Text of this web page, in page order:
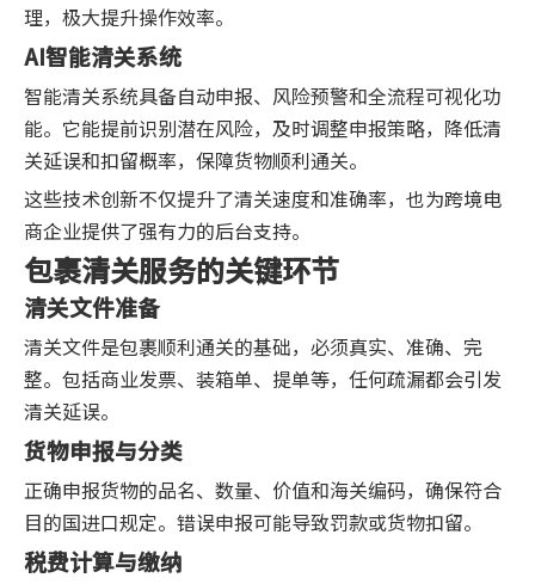
理，极大提升操作效率。
AI智能清关系统
智能清关系统具备自动申报、风险预警和全流程可视化功
能。它能提前识别潜在风险，及时调整申报策略，降低清
关延误和扣留概率，保障货物顺利通关。
这些技术创新不仅提升了清关速度和准确率，也为跨境电
商企业提供了强有力的后台支持。
包裹清关服务的关键环节
清关文件准备
清关文件是包裹顺利通关的基础，必须真实、准确、完
整。包括商业发票、装箱单、提单等，任何疏漏都会引发
清关延误。
货物申报与分类
正确申报货物的品名、数量、价值和海关编码，确保符合
目的国进口规定。错误申报可能导致罚款或货物扣留。
税费计算与缴纳